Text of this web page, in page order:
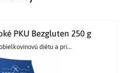
PKU Bezgluten 250 g
diétu a pri...